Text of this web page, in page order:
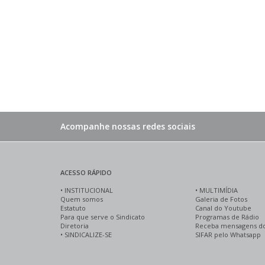
Acompanhe nossas redes sociais
ACESSO RÁPIDO
• INSTITUCIONAL
Quem somos
Estatuto
Para que serve o Sindicato
Diretoria
• SINDICALIZE-SE
• MULTIMÍDIA
Galeria de Fotos
Canal do Youtube
Programas de Rádio
Receba mensagens
SIFAR pelo Whatsapp